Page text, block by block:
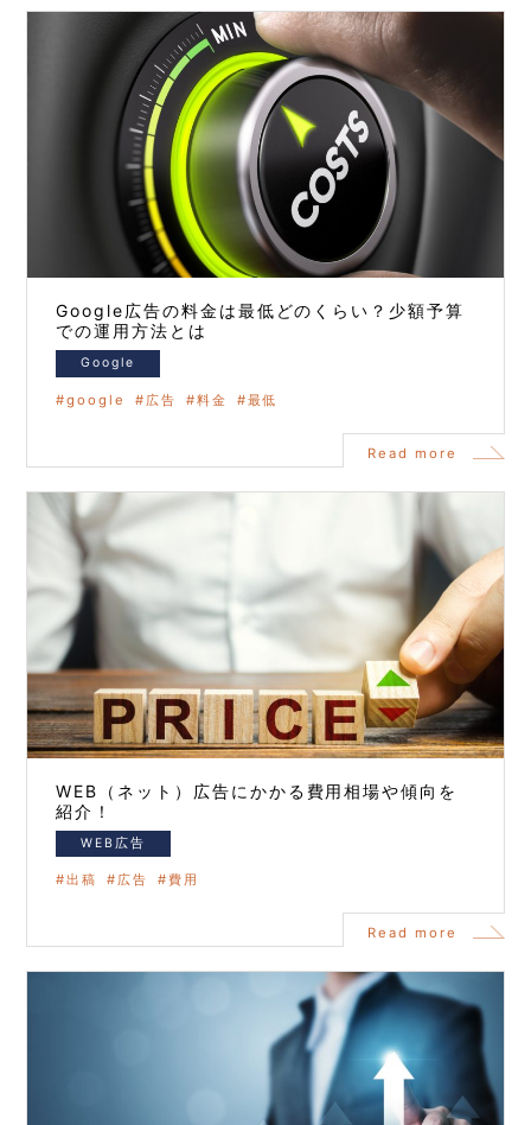
Google広告の料金は最低どのくらい？少額予算
での運用方法とは
Google
google 広告 料金 最低
Read more
WEB（ネット）広告にかかる費用相場や傾向を
紹介！
WEB広告
出稿 広告 費用
Read more